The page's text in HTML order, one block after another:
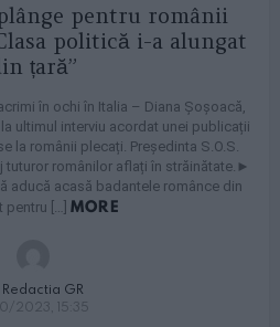
pentru românii
politică i-a alungat
țară”
în ochi în Italia – Diana Șoșoacă,
ultimul interviu acordat unei publicații
la românii plecați. Președinta S.O.S.
tuturor românilor aflați în străinătate.►
aducă acasă badantele românce din
pentru […] MORE
Redactia GR
2023, 15:35